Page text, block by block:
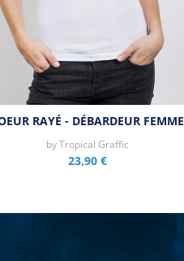
RAYÉ - DÉBARDEUR FEMME
byTropical Graffic
23,90 €